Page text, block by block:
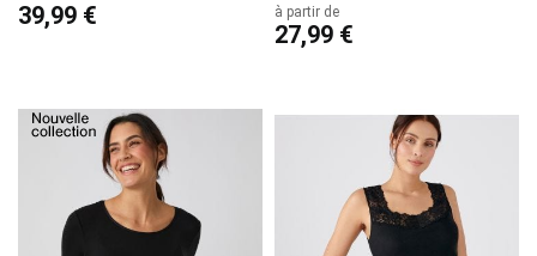
39,99 € à partir de
27,99 €